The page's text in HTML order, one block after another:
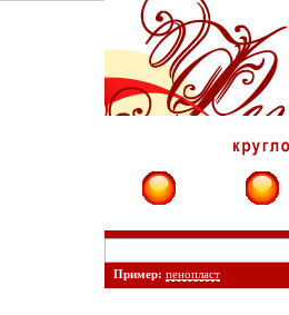
Пример: пенопласт